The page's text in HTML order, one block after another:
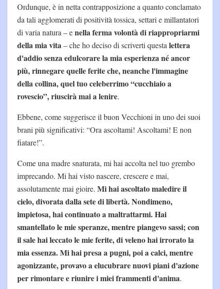
Ordunque, è in netta contrapposizione a quanto conclamato
da tali agglomerati di positività tossica, settari e millantatori
di varia natura – enella ferma volontà di riappropriarmi
della mia vita – che ho deciso di scriverti questa lettera
d'addio senza edulcorare la mia esperienza né ancor
più, rinnegare quelle ferite che, neanche l'immagine
della collina, quel tuo celeberrimo “cucchiaio a
rovescio”, riuscirà mai a lenire.
Ebbene, come suggerisce il buon Vecchioni in uno dei suoi
brani più significativi: “Ora ascoltami! Ascoltami! E non
fiatare!”.
Come una madre snaturata, mi hai accolta nel tuo grembo
imprecando. Mi hai visto nascere, crescere e mai,
assolutamente mai gioire. Mi hai ascoltato maledire il
cielo, divorata dalla sete di libertà. Nondimeno,
impietosa, hai continuato a maltrattarmi. Hai
smantellato le mie speranze, mentre piangevo sassi; con
il sale hai leccato le mie ferite, di veleno hai irrorato la
mia essenza. Mi hai presa a pugni, poi a calci, mentre
agonizzante, provavo a elucubrare nuovi piani d'azione
per rimontare e riunire i miei frammenti d'anima.